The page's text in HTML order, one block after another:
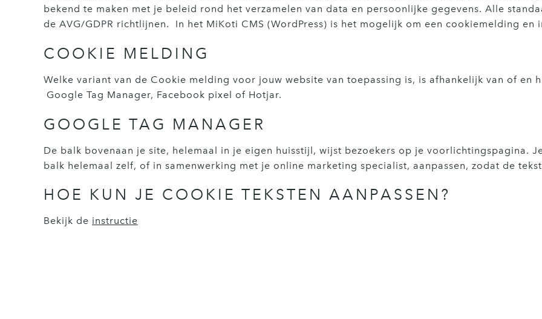
bekend te maken met je beleid rond het verzamelen van data en persoonlijke gegevens. Alle
de AVG/GDPR richtlijnen. In het MiKoti CMS (WordPress) is het mogelijk om een cookiemelding
COOKIE MELDING
Welke variant van de Cookie melding voor jouw website van toepassing is, is afhankelijk van of en
Google Tag Manager, Facebook pixel of Hotjar.
GOOGLE TAG MANAGER
De balk bovenaan je site, helemaal in je eigen huisstijl, wijst bezoekers op je voorlichtingspagina.
balk helemaal zelf, of in samenwerking met je online marketing specialist, aanpassen, zodat de
HOE KUN JE COOKIE TEKSTEN AANPASSEN?
Bekijk de instructie